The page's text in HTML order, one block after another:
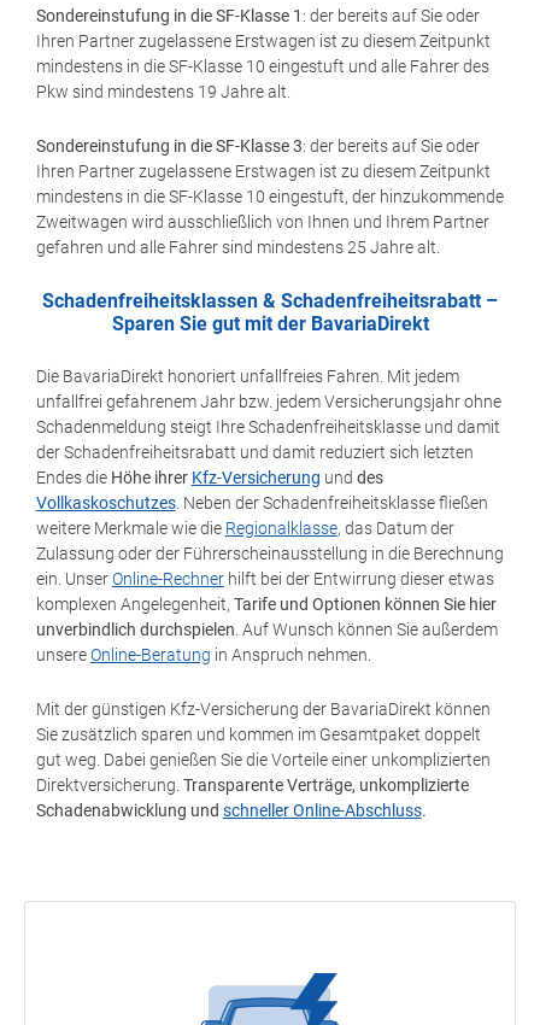
Sondereinstufung in die SF-Klasse 1 : der bereits auf Sie oder
Ihren Partner zugelassene Erstwagen ist zu diesem Zeitpunkt
mindestens in die SF-Klasse 10 eingestuft und alle Fahrer des
Pkw sind mindestens 19 Jahre alt.
Sondereinstufung in die SF-Klasse 3: der bereits auf Sie oder
Ihren Partner zugelassene Erstwagen ist zu diesem Zeitpunkt
mindestens in die SF-Klasse 10 eingestuft, der hinzukommende
Zweitwagen wird ausschließlich von Ihnen und Ihrem Partner
gefahren und alle Fahrer sind mindestens 25 Jahre alt.
Schadenfreiheitsklassen & Schadenfreiheitsrabatt –
Sparen Sie gut mit der BavariaDirekt
Die BavariaDirekt honoriert unfallfreies Fahren. Mit jedem
unfallfrei gefahrenem Jahr bzw. jedem Versicherungsjahr ohne
Schadenmeldung steigt Ihre Schadenfreiheitsklasse und damit
der Schadenfreiheitsrabatt und damit reduziert sich letzten
Endes die Höhe ihrer Kfz-Versicherung und des
Vollkaskoschutzes. Neben der Schadenfreiheitsklasse fließen
weitere Merkmale wie die Regionalklasse, das Datum der
Zulassung oder der Führerscheinausstellung in die Berechnung
ein. UnserOnline-Rechnerhilft bei der Entwirrung dieser etwas
komplexen Angelegenheit, Tarife und Optionen können Sie hier
unverbindlich durchspielen . Auf Wunsch können Sie außerdem
unsereOnline-Beratung in Anspruch nehmen.
Mit der günstigen Kfz-Versicherung der BavariaDirekt können
Sie zusätzlich sparen und kommen im Gesamtpaket doppelt
gut weg. Dabei genießen Sie die Vorteile einer unkomplizierten
Direktversicherung. Transparente Verträge, unkomplizierte
Schadenabwicklung und schneller Online-Abschluss.